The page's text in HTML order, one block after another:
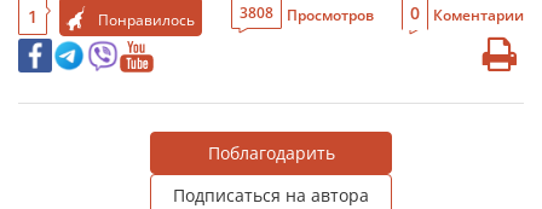
1 Понравилось 3808 Просмотров 0 Коментарии
Поблагодарить
Подписаться на автора